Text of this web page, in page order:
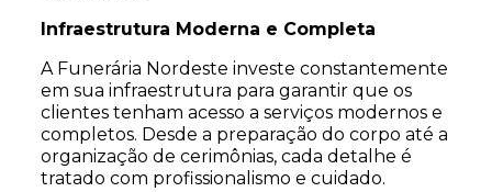
Infraestrutura Moderna e Completa
A Funerária Nordeste investe constantemente
em sua infraestrutura para garantir que os
clientes tenham acesso a serviços modernos e
completos. Desde a preparação do corpo até a
organização de cerimônias, cada detalhe é
tratado com profissionalismo e cuidado.